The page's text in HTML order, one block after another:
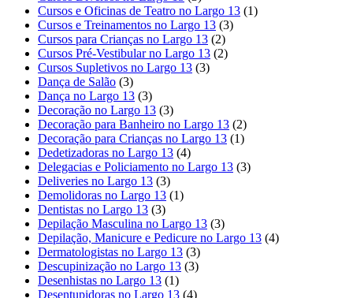
Cursos e Oficinas de Teatro no Largo 13 (1)
Cursos e Treinamentos no Largo 13 (3)
Cursos para Crianças no Largo 13 (2)
Cursos Pré-Vestibular no Largo 13 (2)
Cursos Supletivos no Largo 13 (3)
Dança de Salão (3)
Dança no Largo 13 (3)
Decoração no Largo 13 (3)
Decoração para Banheiro no Largo 13 (2)
Decoração para Crianças no Largo 13 (1)
Dedetizadoras no Largo 13 (4)
Delegacias e Policiamento no Largo 13 (3)
Deliveries no Largo 13 (3)
Demolidoras no Largo 13 (1)
Dentistas no Largo 13 (3)
Depilação Masculina no Largo 13 (3)
Depilação, Manicure e Pedicure no Largo 13 (4)
Dermatologistas no Largo 13 (3)
Descupinização no Largo 13 (3)
Desenhistas no Largo 13 (1)
Desentupidoras no Largo 13 (4)